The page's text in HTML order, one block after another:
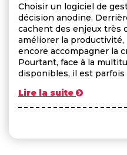
Choisir un logiciel de
décision anodine.
cachent des enjeux très
améliorer la
encore accompagner la
Pourtant, face à la
disponibles, il est parfois
Lire la suite